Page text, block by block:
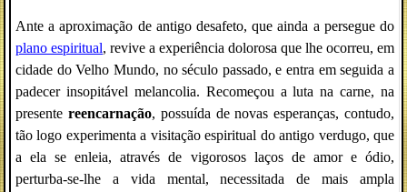
Ante a aproximação de antigo desafeto, que ainda a persegue do
plano espiritual, revive a experiência dolorosa que lhe ocorreu, em
cidade do Velho Mundo, no século passado, e entra em seguida a
padecer insopitável melancolia. Recomeçou a luta na carne, na
presente reencarnação, possuída de novas esperanças, contudo,
tão logo experimenta a visitação espiritual do antigo verdugo, que
a ela se enleia, através de vigorosos laços de amor e ódio,
perturba-se-lhe a vida mental, necessitada de mais ampla